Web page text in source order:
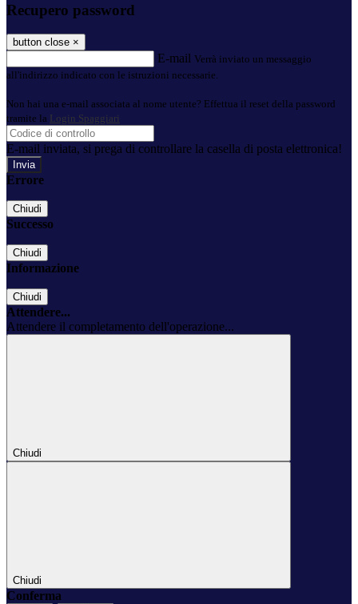
Recupero password
button close ×
E-mail Verrà inviato un messaggio
all'indirizzo indicato con le istruzioni necessarie.
Non hai una e-mail associata al nome utente? Effettua il reset della password
tramite la Login Spaggiari
E-mail inviata, si prega di controllare la casella di posta elettronica!
Errore
Chiudi
Successo
Chiudi
Informazione
Chiudi
Attendere...
Attendere il completamento dell'operazione...
Chiudi
Chiudi
Conferma